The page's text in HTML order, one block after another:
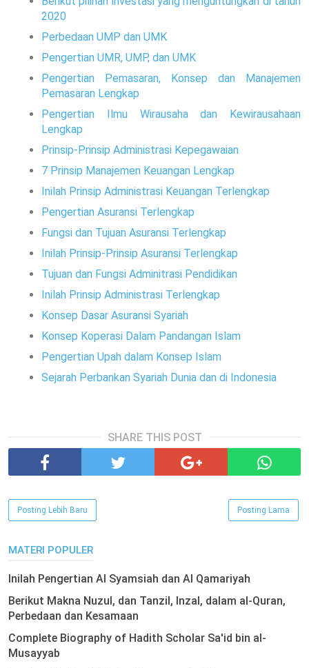
2020
Perbedaan UMP dan UMK
Pengertian UMR, UMP, dan UMK
Pengertian Pemasaran, Konsep dan Manajemen
Pemasaran Lengkap
Pengertian Ilmu Wirausaha dan Kewirausahaan
Lengkap
Prinsip-Prinsip Administrasi Kepegawaian
7 Prinsip Manajemen Keuangan Lengkap
Inilah Prinsip Administrasi Keuangan Terlengkap
Pengertian Asuransi Terlengkap
Fungsi dan Tujuan Asuransi Terlengkap
Inilah Prinsip-Prinsip Asuransi Terlengkap
Tujuan dan Fungsi Adminitrasi Pendidikan
Inilah Prinsip Administrasi Terlengkap
Konsep Dasar Asuransi Syariah
Konsep Koperasi Dalam Pandangan Islam
Pengertian Upah dalam Konsep Islam
Sejarah Perbankan Syariah Dunia dan di Indonesia
SHARE THIS POST
Posting Lebih Baru Posting Lama
MATERI POPULER
Inilah Pengertian Al Syamsiah dan Al Qamariyah
Berikut Makna Nuzul, dan Tanzil, Inzal, dalam al-Quran,
Perbedaan dan Kesamaan
Complete Biography of Hadith Scholar Sa'id bin al-
Musayyab